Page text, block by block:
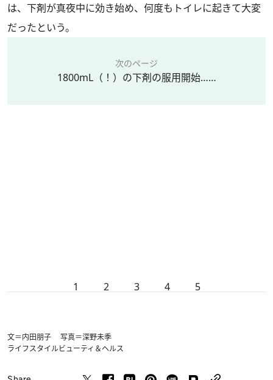
は、下剤が真夜中に効き始め、何度もトイレに起きて大変
だったという。
次のページ
1800mL（！）の下剤の服用開始……
1 2 3 4 5
文＝内田朋子 写真＝深野未季
ライフスタイルビューティ＆ヘルス